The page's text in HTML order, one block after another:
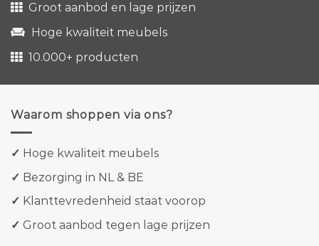
Groot aanbod en lage prijzen
Hoge kwaliteit meubels
10.000+ producten
Waarom shoppen via ons?
✓ Hoge kwaliteit meubels
✓ Bezorging in NL & BE
✓ Klanttevredenheid staat voorop
✓ Groot aanbod tegen lage prijzen